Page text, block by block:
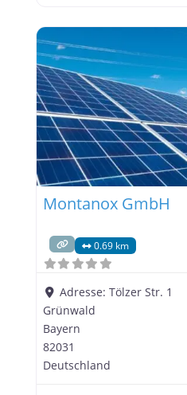
Mission ist es,
jeden zugänglich zu
zur Reduzierung des
Warum
Montanox GmbH
0.69 km
Adresse:Tölzer Str. 1
Grünwald
Bayern
82031
Deutschland